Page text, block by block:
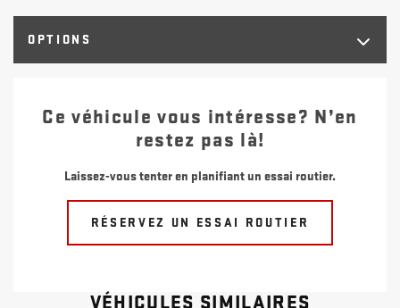
OPTIONS
Ce véhicule vous intéresse? N’en
restez pas là!
Laissez-vous tenter en planifiant un essai routier.
RÉSERVEZ UN ESSAI ROUTIER
VÉHICULES SIMILAIRES